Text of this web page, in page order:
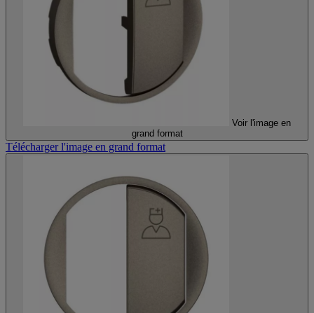
Voir l'image en
grand format
Télécharger l'image en grand format